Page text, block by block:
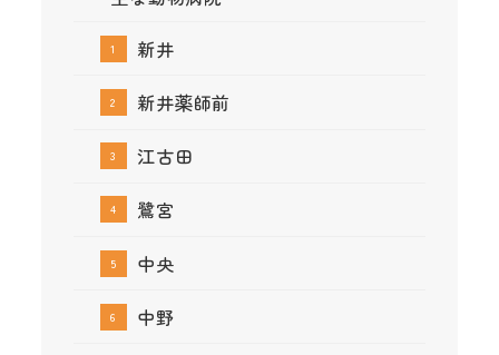
新井
新井薬師前
江古田
鷺宮
中央
中野